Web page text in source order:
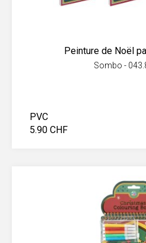
Peinture de Noël
Sombo -
PVC
5.90 CHF